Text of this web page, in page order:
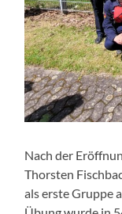
Nach der
Thorsten
als erste Gruppe